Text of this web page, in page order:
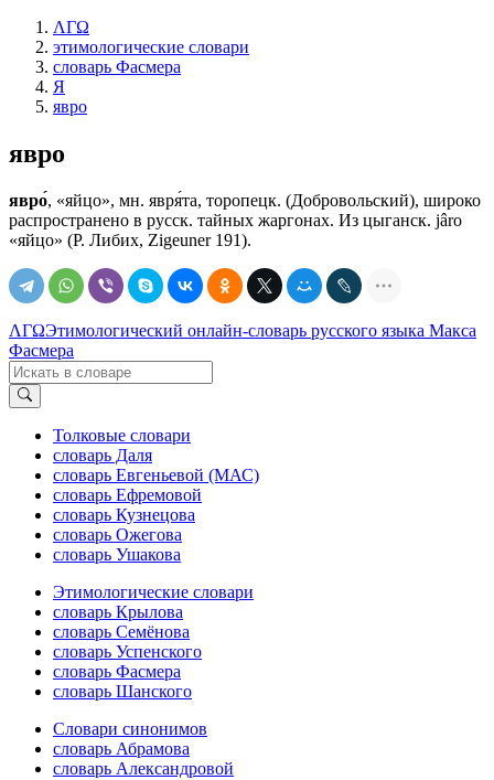
ΛΓΩ
этимологические словари
словарь Фасмера
Я
явро
явро
явро́, «яйцо», мн. явря́та, торопецк. (Добровольский), широко
распространено в русск. тайных жаргонах. Из цыганск. jârо
«яйцо» (Р. Либих, Zigeuner 191).
ΛΓΩЭтимологический онлайн-словарь русского языка Макса
Фасмера
Толковые словари
словарь Даля
словарь Евгеньевой (МАС)
словарь Ефремовой
словарь Кузнецова
словарь Ожегова
словарь Ушакова
Этимологические словари
словарь Крылова
словарь Семёнова
словарь Успенского
словарь Фасмера
словарь Шанского
Словари синонимов
словарь Абрамова
словарь Александровой